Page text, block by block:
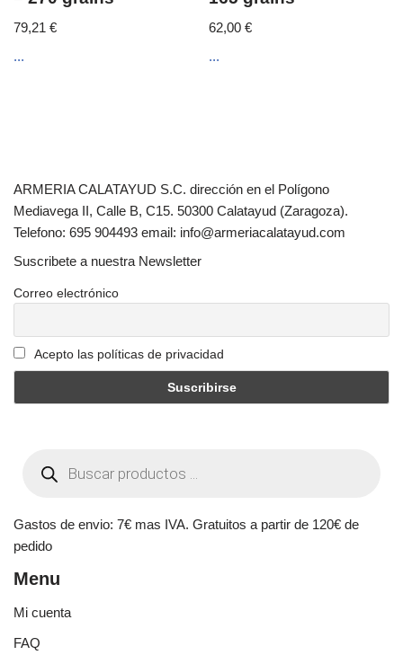
79,21 €
...
62,00€
...
ARMERIA CALATAYUD S.C. dirección en el Polígono
Mediavega II, Calle B, C15. 50300 Calatayud (Zaragoza).
Telefono: 695 904493 email: info@armeriacalatayud.com
Suscribete a nuestra Newsletter
Correo electrónico
Acepto las políticas de privacidad
Gastos de envio: 7€ mas IVA. Gratuitos a partir de 120€ de
pedido
Menu
Mi cuenta
FAQ